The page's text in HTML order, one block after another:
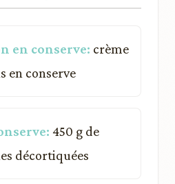
en conserve: crème
en conserve
450 g de
décortiquées